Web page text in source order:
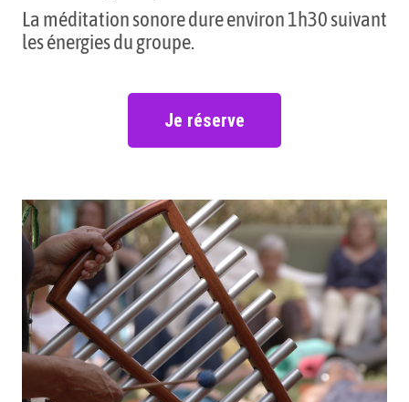
La méditation sonore dure environ 1h30 suivant
les énergies du groupe.
Je réserve